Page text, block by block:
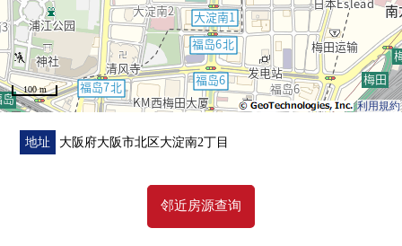
○厕所
○浴缸
○洗衣槽、栓
○吸顶空调
○主卧室电视机柜
○热水供应器
○地板暖气
利用規約
100 m
地址 大阪府大阪市北区大淀南2丁目
邻近房源查询